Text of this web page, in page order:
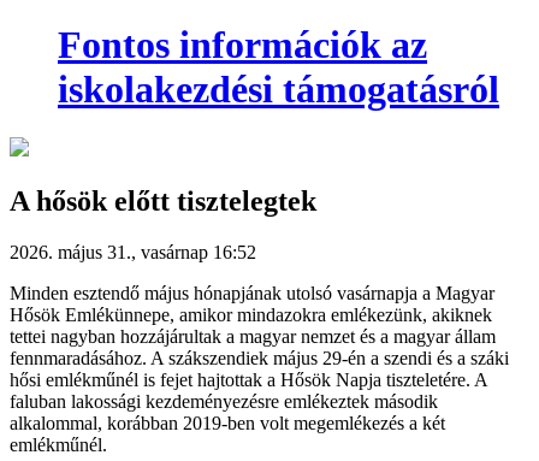
Fontos információk az
iskolakezdési támogatásról
A hősök előtt tisztelegtek
2026. május 31., vasárnap 16:52
Minden esztendő május hónapjának utolsó vasárnapja a Magyar
Hősök Emlékünnepe, amikor mindazokra emlékezünk, akiknek
tettei nagyban hozzájárultak a magyar nemzet és a magyar állam
fennmaradásához. A szákszendiek május 29-én a szendi és a száki
hősi emlékműnél is fejet hajtottak a Hősök Napja tiszteletére. A
faluban lakossági kezdeményezésre emlékeztek második
alkalommal, korábban 2019-ben volt megemlékezés a két
emlékműnél.